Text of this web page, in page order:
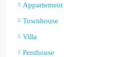
Appartement
Townhouse
Villa
Penthouse